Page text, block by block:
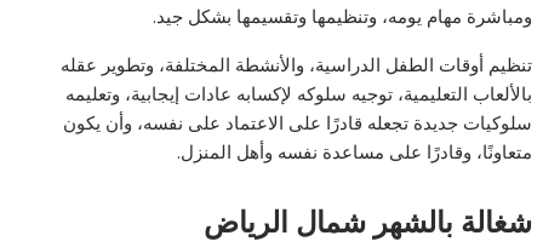
ومباشرة مهام يومه، وتنظيمها وتقسيمها بشكل جيد.
تنظيم أوقات الطفل الدراسية، والأنشطة المختلفة، وتطوير عقله
بالألعاب التعليمية، توجيه سلوكه لإكسابه عادات إيجابية، وتعليمه
سلوكيات جديدة تجعله قادرًا على الاعتماد على نفسه، وأن يكون
متعاونًا، وقادرًا على مساعدة نفسه وأهل المنزل.
شغالة بالشهر شمال الرياض